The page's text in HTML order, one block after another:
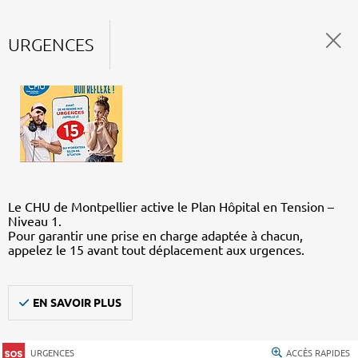
URGENCES
Le CHU de Montpellier active le Plan Hôpital en Tension –
Niveau 1.
Pour garantir une prise en charge adaptée à chacun,
appelez le 15 avant tout déplacement aux urgences.
EN SAVOIR PLUS
URGENCES ACCÈS RAPIDES